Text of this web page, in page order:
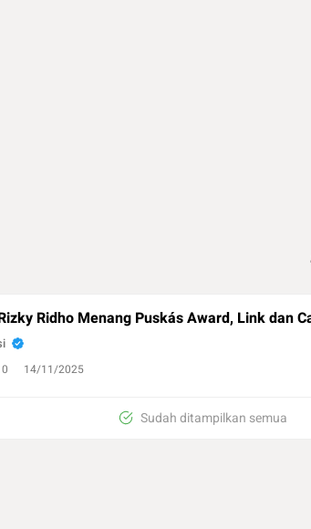
Ridho Menang Puskás Award, Link dan
0 14/11/2025
Sudah ditampilkan semua